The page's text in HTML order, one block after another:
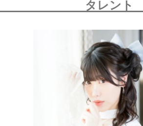
タレント